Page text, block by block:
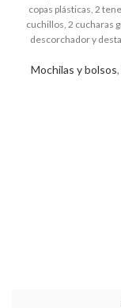
Mochilas y bolsos,